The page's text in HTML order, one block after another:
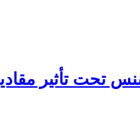
تحت تأثیر